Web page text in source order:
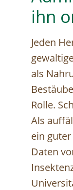
ihn
Jeden
als
Rolle.
Als
ein
Daten